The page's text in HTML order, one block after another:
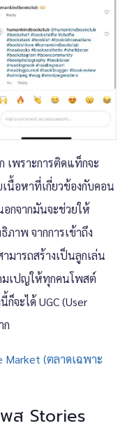
เพราะการติดแท็กจะ
นื้อหาที่เกี่ยวข้องกับคอน
อกจากมันจะช่วยให้
ภาพ จากการเข้าถึง
มารถสร้างเป็นลูกเล่น
มเปญให้ทุกคนโพสต์
จะได้ UGC (User
ก
Market (ตลาดเฉพาะ
ส Stories